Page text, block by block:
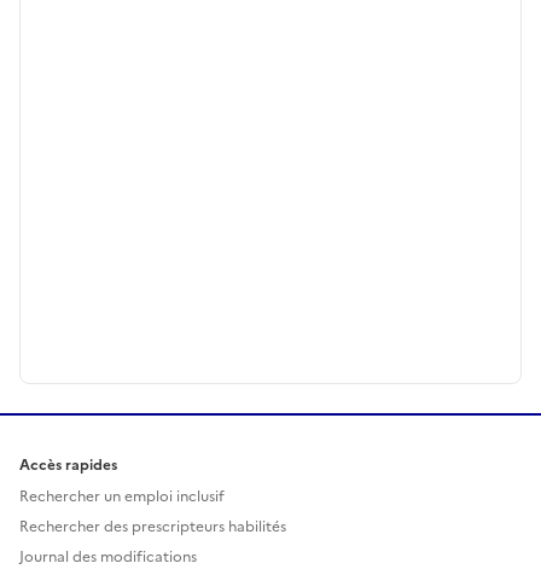
Accès rapides
Rechercher un emploi inclusif
Rechercher des prescripteurs habilités
Journal des modifications